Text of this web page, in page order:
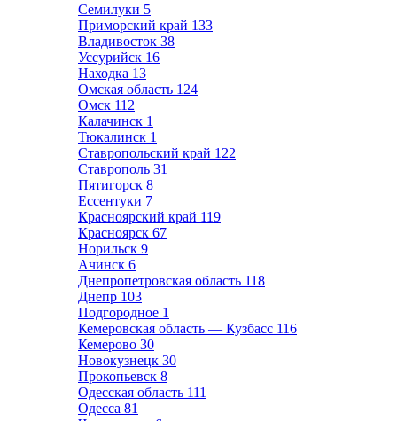
Семилуки 5
Приморский край 133
Владивосток 38
Уссурийск 16
Находка 13
Омская область 124
Омск 112
Калачинск 1
Тюкалинск 1
Ставропольский край 122
Ставрополь 31
Пятигорск 8
Ессентуки 7
Красноярский край 119
Красноярск 67
Норильск 9
Ачинск 6
Днепропетровская область 118
Днепр 103
Подгородное 1
Кемеровская область — Кузбасс 116
Кемерово 30
Новокузнецк 30
Прокопьевск 8
Одесская область 111
Одесса 81